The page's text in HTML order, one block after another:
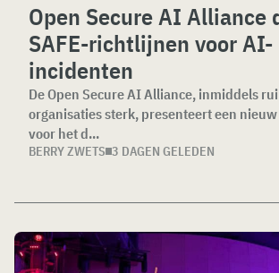
Open Secure AI Alliance
SAFE-richtlijnen voor AI-
incidenten
De Open Secure AI Alliance, inmiddels
organisaties sterk, presenteert een
voor het d...
BERRY ZWETS 3 DAGEN GELEDEN